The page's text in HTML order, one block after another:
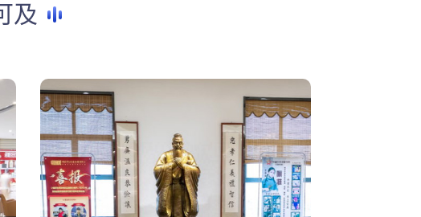
及